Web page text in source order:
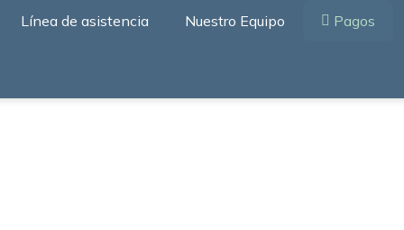
Línea de asistencia Nuestro Equipo Pagos